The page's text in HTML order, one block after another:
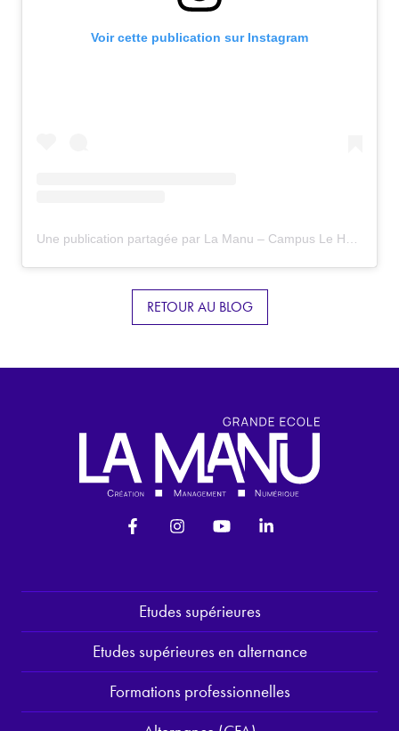
Voir cette publication sur Instagram
Une publication partagée par La Manu – Campus Le Havre (@lamanu.lehavre)
RETOUR AU BLOG
Etudes supérieures
Etudes supérieures en alternance
Formations professionnelles